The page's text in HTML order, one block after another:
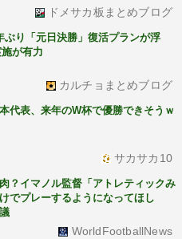
ドメサカ板まとめブログ
ぶり「元日決勝」復活プランが浮
が有力
カルチョまとめブログ
代表、来年のW杯で優勝できそうｗ
サカサカ10
イマノル監督「アトレティックみ
でプレーするようになってほし
WorldFootballNews